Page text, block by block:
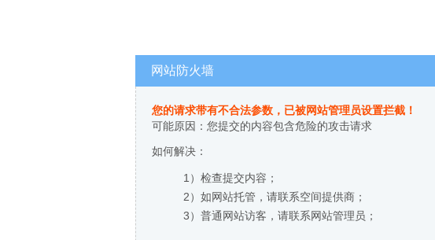
网站防火墙
您的请求带有不合法参数，已被网站管理员设置拦截！
可能原因：您提交的内容包含危险的攻击请求
如何解决：
1）检查提交内容；
2）如网站托管，请联系空间提供商；
3）普通网站访客，请联系网站管理员；